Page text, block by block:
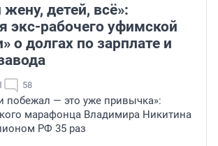
жену, детей, всё»:
экс-рабочего уфимской
о долгах по зарплате и
58
побежал — это уже привычка»:
марафонца Владимира Никитина
РФ 35 раз